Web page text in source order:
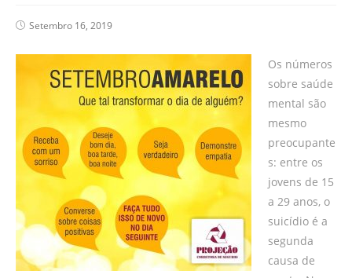
Setembro 16, 2019
Os números
sobre saúde
mental são
mesmo
preocupante
s: entre os
jovens de 15
a 29 anos, o
suicídio é a
segunda
causa de